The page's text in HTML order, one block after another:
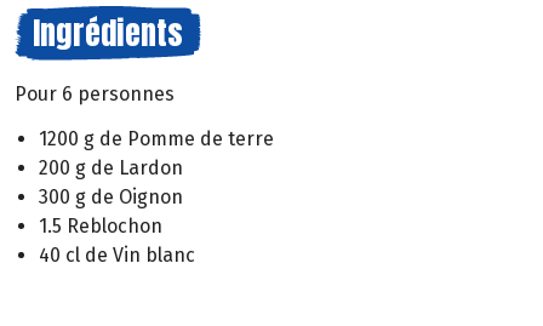
Ingrédients
Pour 6 personnes
1200 g de Pomme de terre
200 g de Lardon
300 g de Oignon
1.5 Reblochon
40 cl de Vin blanc